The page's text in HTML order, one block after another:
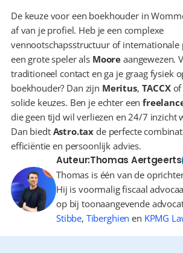
De keuze voor een boekhouder in
af van je profiel. Heb je een complexe
vennootschapsstructuur of internationale
een grote speler als Moore aangewezen.
traditioneel contact en ga je graag fysiek
boekhouder? Dan zijn Meritus, TACCX
solide keuzes. Ben je echter een
die geen tijd wil verliezen en 24/7 inzicht
Dan biedt Astro.tax de perfecte
efficiëntie en persoonlijk advies.
Auteur:Thomas Aertgeerts
Thomas is één van de
Hij is voormalig fiscaal
op bij toonaangevende
Stibbe, Tiberghien en KPMG